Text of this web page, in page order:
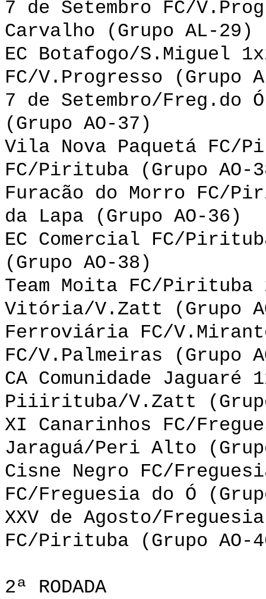
7 de Setembro FC/
Carvalho (Grupo AL-29)
EC Botafogo/S.Miguel
FC/V.Progresso (Grupo
7 de Setembro/Freg.do
(Grupo AO-37)
Vila Nova Paquetá FC/
FC/Pirituba (Grupo AO-
Furacão do Morro FC/
da Lapa (Grupo AO-36)
EC Comercial FC/
(Grupo AO-38)
Team Moita FC/
Vitória/V.Zatt (Grupo
Ferroviária FC/
FC/V.Palmeiras (Grupo
CA Comunidade Jaguaré
Piiirituba/V.Zatt
XI Canarinhos FC/
Jaraguá/Peri Alto
Cisne Negro FC/
FC/Freguesia do Ó
XXV de Agosto/
FC/Pirituba (Grupo AO-
2ª RODADA